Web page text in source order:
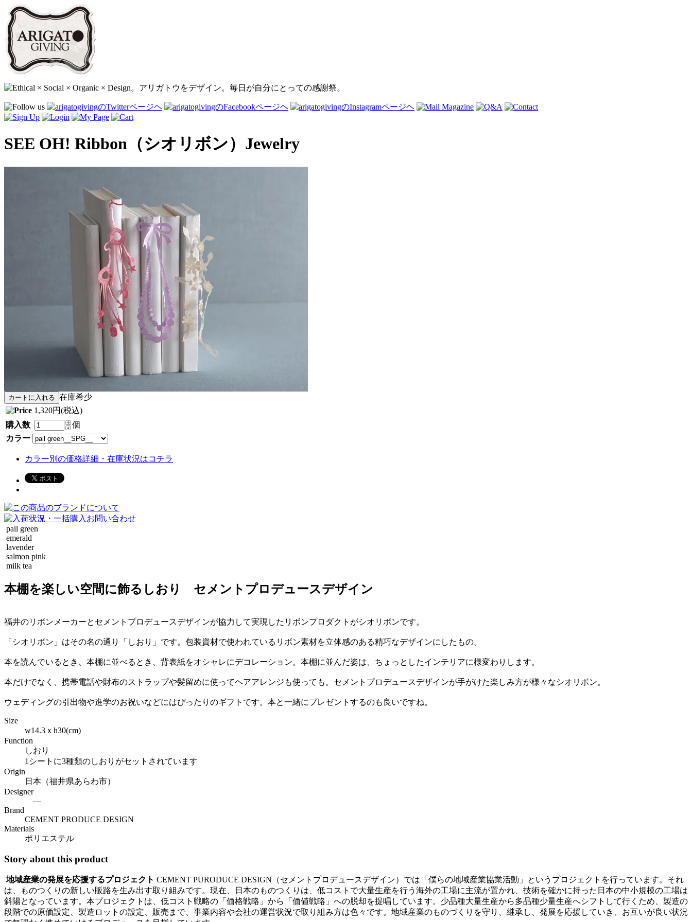
SEE OH! Ribbon（シオリボン）Jewelry
在庫希少
1,320円(税込)
購入数
個
カラー
カラー別の価格詳細・在庫状況はコチラ
pail green
emerald
lavender
salmon pink
milk tea
本棚を楽しい空間に飾るしおり セメントプロデュースデザイン
福井のリボンメーカーとセメントプロデュースデザインが協力して実現したリボンプロダクトがシオリボンです。
「シオリボン」はその名の通り「しおり」です。包装資材で使われているリボン素材を立体感のある精巧なデザインにしたもの。
本を読んでいるとき、本棚に並べるとき、背表紙をオシャレにデコレーション。本棚に並んだ姿は、ちょっとしたインテリアに様変わりします。
本だけでなく、携帯電話や財布のストラップや髪留めに使ってヘアアレンジも使っても。セメントプロデュースデザインが手がけた楽しみ方が様々なシオリボン。
ウェディングの引出物や進学のお祝いなどにはぴったりのギフトです。本と一緒にプレゼントするのも良いですね。
Size
w14.3ｘh30(cm)
Function
しおり
1シートに3種類のしおりがセットされています
Origin
日本（福井県あらわ市）
Designer
―
Brand
CEMENT PRODUCE DESIGN
Materials
ポリエステル
Story about this product
地域産業の発展を応援するプロジェクト CEMENT PURODUCE DESIGN（セメントプロデュースデザイン）では「僕らの地域産業協業活動」というプロジェクトを行っています。それ
は、ものつくりの新しい販路を生み出す取り組みです。現在、日本のものつくりは、低コストで大量生産を行う海外の工場に主流が置かれ、技術を確かに持った日本の中小規模の工場は
斜陽となっています。本プロジェクトは、低コスト戦略の「価格戦略」から「価値戦略」への脱却を提唱しています。少品種大量生産から多品種少量生産へシフトして行くため、製造の
段階での原価設定、製造ロットの設定、販売まで、事業内容や会社の運営状況で取り組み方は色々です。地域産業のものづくりを守り、継承し、発展を応援していき、お互いが良い状況